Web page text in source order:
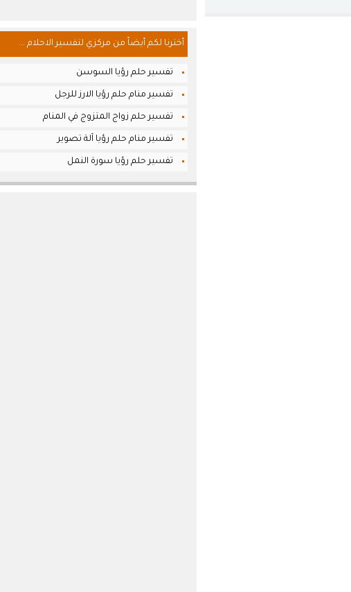
أخترنا لكم أيضاً من مركزي لتفسير الاحلام ...
تفسير حلم رؤيا السوسن
تفسير منام حلم رؤيا الارز للرجل
تفسير حلم زواج المتزوج في المنام
تفسير منام حلم رؤيا آلة تصوير
تفسير حلم رؤيا سورة النمل